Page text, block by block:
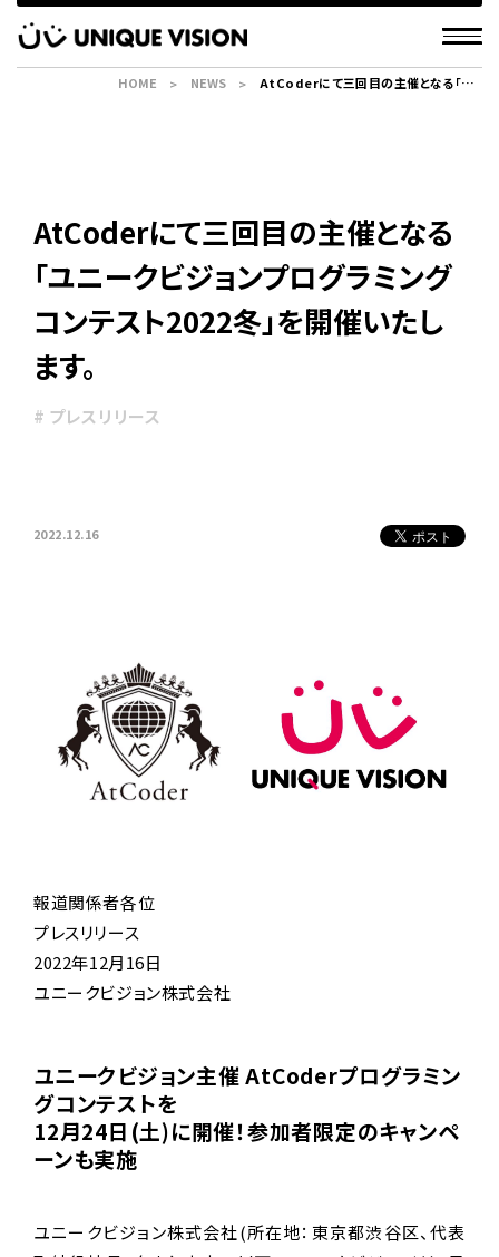
AtCoderにて三回目の主催となる
「ユニークビジョンプログラミング
コンテスト2022冬」を開催いたし
ます。
# プレスリリース
2022.12.16
報道関係者各位
プレスリリース
2022年12月16日
ユニークビジョン株式会社
ユニークビジョン主催 AtCoderプログラミン
グコンテストを
12月24日(土)に開催！参加者限定のキャンペ
ーンも実施
ユニークビジョン株式会社(所在地：東京都渋谷区、代表
HOME NEWS
AtCoderにて三回目の主催となる「ユ